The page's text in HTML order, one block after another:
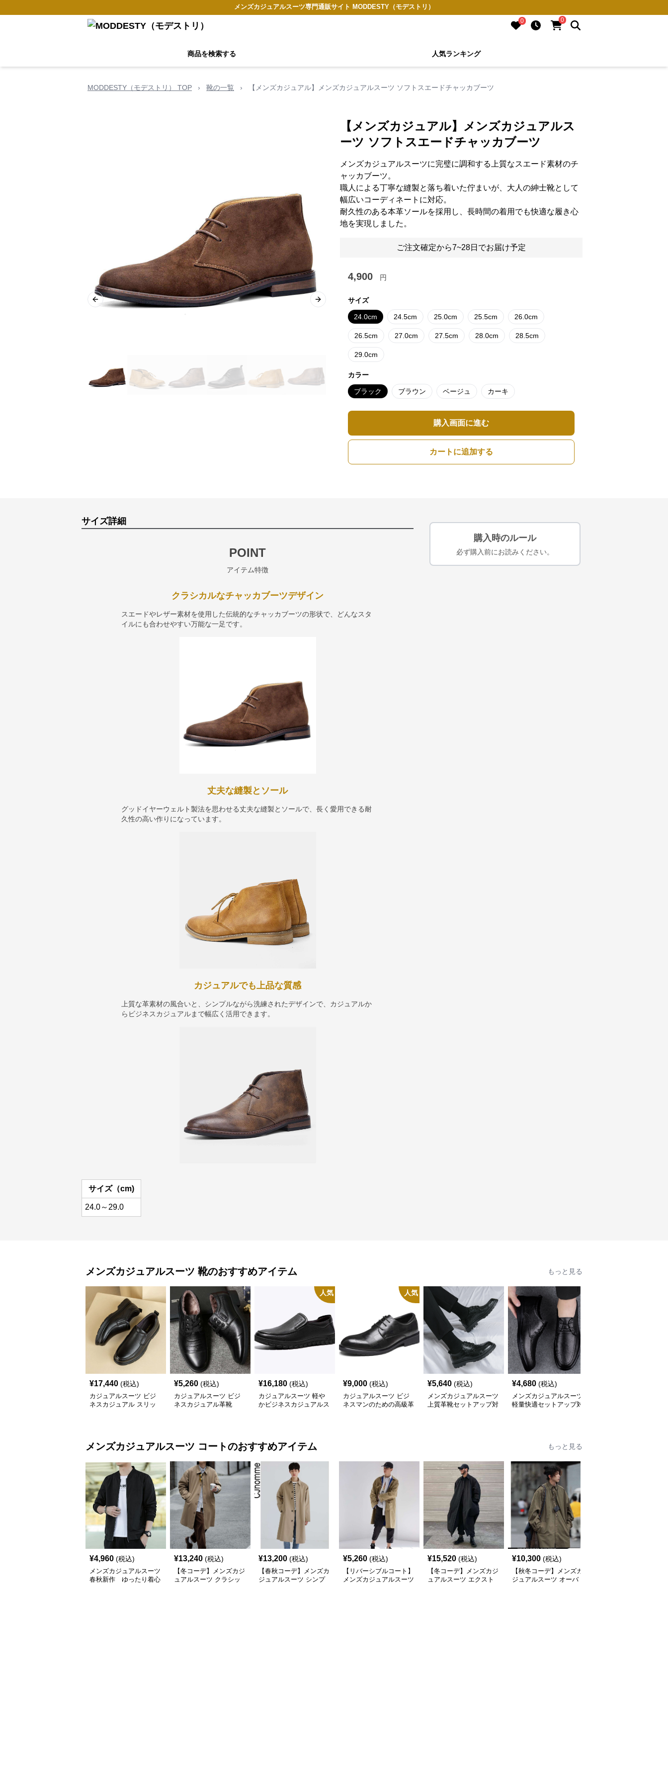
メンズカジュアルスーツ専門通販サイト MODDESTY（モデストリ）
0 0
商品を検索する 人気ランキング
MODDESTY（モデストリ） TOP › 靴の一覧 › 【メンズカジュアル】メンズカジュアルスーツ ソフトスエードチャッカブーツ
Previous slide Next slide
【メンズカジュアル】メンズカジュアルス
ーツ ソフトスエードチャッカブーツ
メンズカジュアルスーツに完璧に調和する上質なスエード素材のチ
ャッカブーツ。
職人による丁寧な縫製と落ち着いた佇まいが、大人の紳士靴として
幅広いコーディネートに対応。
耐久性のある本革ソールを採用し、長時間の着用でも快適な履き心
地を実現しました。
ご注文確定から7~28日でお届け予定
4,900 円
サイズ
24.0cm 24.5cm 25.0cm 25.5cm 26.0cm
26.5cm 27.0cm 27.5cm 28.0cm 28.5cm
29.0cm
カラー
ブラック ブラウン ベージュ カーキ
購入画面に進む
カートに追加する
サイズ詳細
POINT
アイテム特徴
クラシカルなチャッカブーツデザイン
スエードやレザー素材を使用した伝統的なチャッカブーツの形状で、どんなスタ
イルにも合わせやすい万能な一足です。
丈夫な縫製とソール
グッドイヤーウェルト製法を思わせる丈夫な縫製とソールで、長く愛用できる耐
久性の高い作りになっています。
カジュアルでも上品な質感
上質な革素材の風合いと、シンプルながら洗練されたデザインで、カジュアルか
らビジネスカジュアルまで幅広く活用できます。
サイズ（cm)
24.0～29.0
購入時のルール
必ず購入前にお読みください。
メンズカジュアルスーツ 靴のおすすめアイテム もっと見る
¥17,440 (税込)
カジュアルスーツ ビジ
ネスカジュアル スリッ
¥5,260 (税込)
カジュアルスーツ ビジ
ネスカジュアル革靴
人気
¥16,180 (税込)
カジュアルスーツ 軽や
かビジネスカジュアルス
人気
¥9,000 (税込)
カジュアルスーツ ビジ
ネスマンのための高級革
¥5,640 (税込)
メンズカジュアルスーツ
上質革靴セットアップ対
¥4,680 (税込)
メンズカジュアルスーツ
軽量快適セットアップ対
メンズカジュアルスーツ コートのおすすめアイテム もっと見る
¥4,960 (税込)
メンズカジュアルスーツ
春秋新作 ゆったり着心
¥13,240 (税込)
【冬コーデ】メンズカジ
ュアルスーツ クラシッ
¥13,200 (税込)
【春秋コーデ】メンズカ
ジュアルスーツ シンプ
¥5,260 (税込)
【リバーシブルコート】
メンズカジュアルスーツ
¥15,520 (税込)
【冬コーデ】メンズカジ
ュアルスーツ エクスト
¥10,300 (税込)
【秋冬コーデ】メンズカ
ジュアルスーツ オーバ